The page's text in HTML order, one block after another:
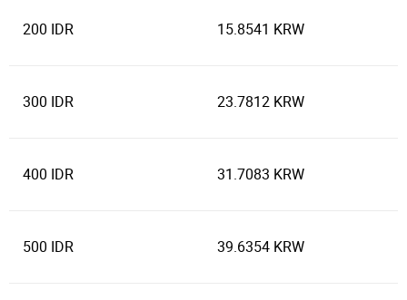
200 IDR 15.8541 KRW
300 IDR 23.7812 KRW
400 IDR 31.7083 KRW
500 IDR 39.6354 KRW